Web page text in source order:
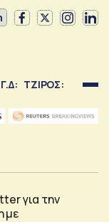
Γ.Δ: ΤΖΙΡΟΣ:
για την
με